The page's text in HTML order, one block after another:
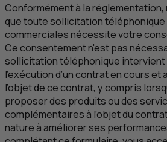
Conformément à la
que toute sollicitation téléphonique
commerciales nécessite votre
Ce consentement n'est pas
sollicitation téléphonique intervient
l’exécution d’un contrat en cours et
l’objet de ce contrat, y compris
proposer des produits ou des
complémentaires à l’objet du
nature à améliorer ses